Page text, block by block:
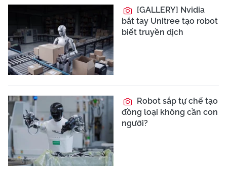
[GALLERY] Nvidia
bắt tay Unitree tạo robot
biết truyền dịch
Robot sắp tự chế tạo
đồng loại không cần con
người?